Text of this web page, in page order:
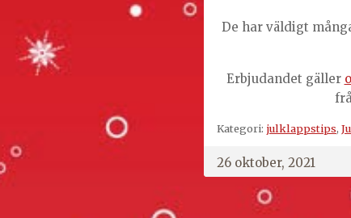
De har väldigt
Erbjudandet gäller
Kategori: julklappstips,
26 oktober, 2021